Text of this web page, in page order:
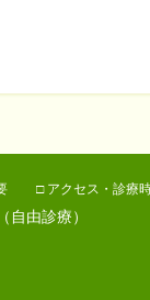
□ アクセス・診療
自由診療）